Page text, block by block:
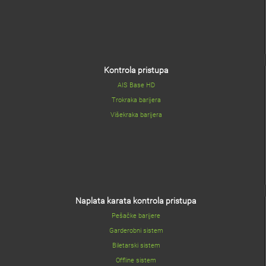
Kontrola pristupa
AIS Base HD
Trokraka barijera
Višekraka barijera
Naplata karata kontrola pristupa
Pešačke barijere
Garderobni sistem
Biletarski sistem
Offline sistem